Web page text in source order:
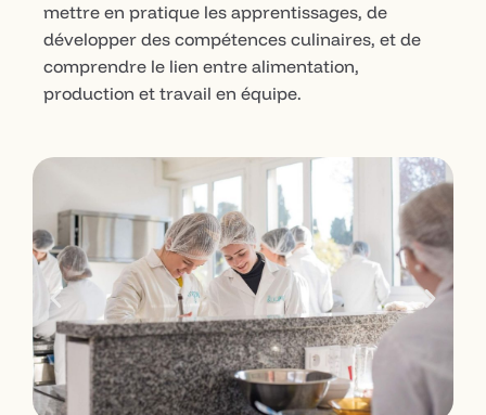
mettre en pratique les apprentissages, de
développer des compétences culinaires, et de
comprendre le lien entre alimentation,
production et travail en équipe.